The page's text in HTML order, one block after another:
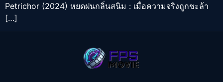
Petrichor (2024) หยดฝนกลิ่นสนิม : เมื่อความจริงถูกชะล้า
[…]